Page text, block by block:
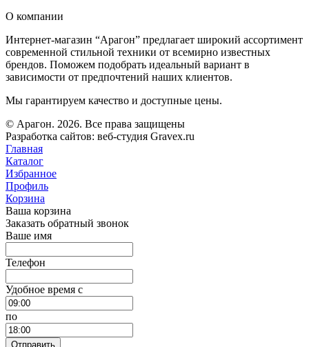
О компании
Интернет-магазин “Арагон” предлагает широкий ассортимент
современной стильной техники от всемирно известных
брендов. Поможем подобрать идеальный вариант в
зависимости от предпочтений наших клиентов.
Мы гарантируем качество и доступные цены.
© Арагон. 2026. Все права защищены
Разработка сайтов: веб-студия Gravex.ru
Главная
Каталог
Избранное
Профиль
Корзина
Ваша корзина
Заказать обратный звонок
Ваше имя
Телефон
Удобное время c
по
Отправить